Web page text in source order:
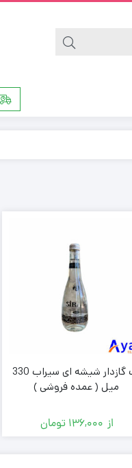
اب گازدار شیشه ای سیراب 330
میل ( عمده فروشی )
از 136,000 تومان